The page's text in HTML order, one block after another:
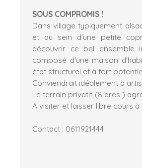
SOUS COMPROMIS !
Dans village typiquement
et au sein d'une petite
découvrir ce bel ensemble
composé d'une maison
état structurel et à fort
Conviendrait idéalement à
Le terrain privatif (8 ares )
A visiter et laisser libre cours
Contact : 0611921444